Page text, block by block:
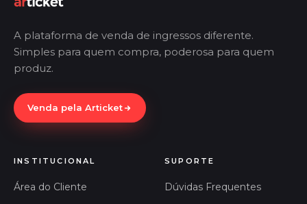
A plataforma de venda de ingressos diferente.
Simples para quem compra, poderosa para quem
produz.
Venda pela Articket
INSTITUCIONAL
Área do Cliente
SUPORTE
Dúvidas Frequentes